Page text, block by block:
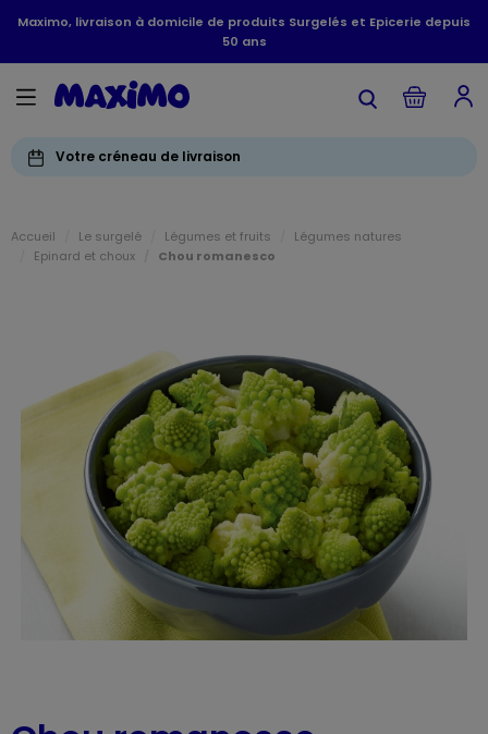
Maximo, livraison à domicile de produits Surgelés et Epicerie depuis
50 ans
Votre créneau de livraison
Accueil Le surgelé Légumes et fruits
Légumes natures
Epinard et choux
Chou romanesco